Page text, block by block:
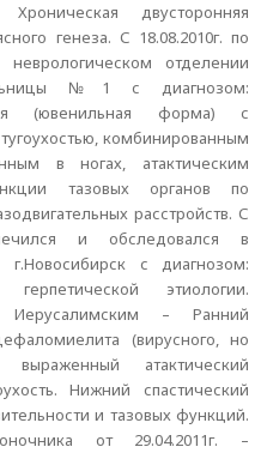
двусторонняя
генеза. С 18.08.2010г. по
отделении
№1 с диагнозом:
(ювенильная форма) с
комбинированным
в ногах, атактическим
тазовых органов по
расстройств. С
и обследовался в
с диагнозом:
этиологии.
Иерусалимским – Ранний
(вирусного, но
выраженный атактический
Нижний спастический
и тазовых функций.
от 29.04.2011г. –